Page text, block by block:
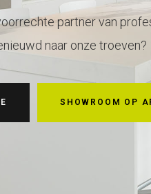
SHOWROOM OP
partner van
naar onze troeven?